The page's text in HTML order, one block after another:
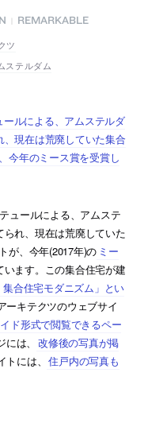
REMARKABLE
ツ
ステルダム
ルによる、アムステルダ
現在は荒廃していた集合
今年のミース賞を受賞し
ュールによる、アムステ
れ、現在は荒廃していた
が、今年(2017年)の ミー
います。この集合住宅が建
合住宅モダニズム」とい
ーキテクツのウェブサイ
ド形式で閲覧できるペー
は、
改修後の写真が掲
には、 住戸内の写真も